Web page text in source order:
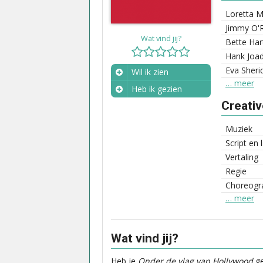
Wat vind jij?
Wil ik zien
Heb ik gezien
Loretta
Jimmy
Bette
Hank Joad
Eva
… meer
Muziek
Script en
Vertaling
Regie
… meer
Wat vind jij?